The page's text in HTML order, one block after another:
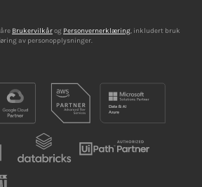
Brukervilkårog Personvernerklæring, inkludert bruk
av personopplysninger.